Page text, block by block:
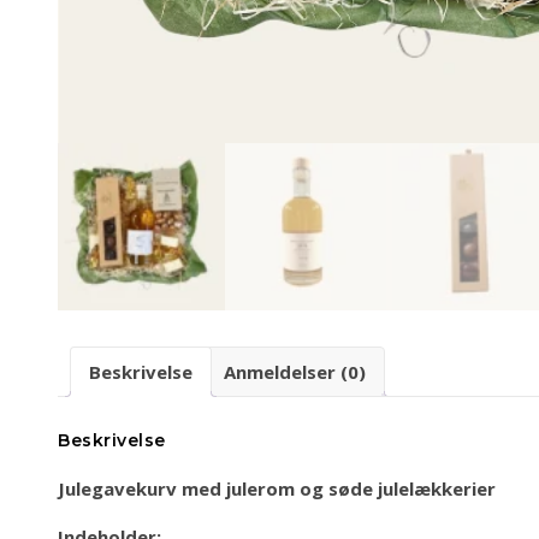
Beskrivelse Anmeldelser (0)
Beskrivelse
Julegavekurv med julerom og søde julelækkerier